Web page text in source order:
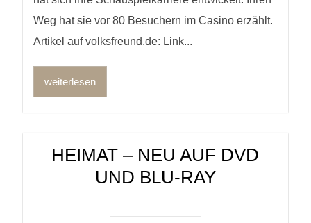
Weg hat sie vor 80 Besuchern im Casino erzählt.
Artikel auf volksfreund.de: Link...
weiterlesen
HEIMAT – NEU AUF DVD
UND BLU-RAY